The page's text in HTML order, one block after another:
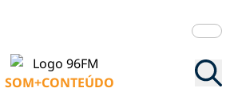
SOM+CONTEÚDO